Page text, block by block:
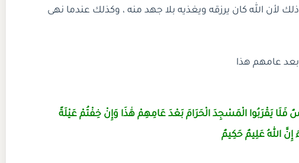
لأن الله كان يرزقه ويغذيه بلا جهد منه ، وكذلك عندما نهى
عامهم هذا
فَلَا يَقْرَبُوا الْمَسْجِدَ الْحَرَامَ بَعْدَ عَامِهِمْ هَٰذَا وَإِنْ خِفْتُمْ عَيْلَةً
اللهُ عَلِيمٌ حَكِيمٌ